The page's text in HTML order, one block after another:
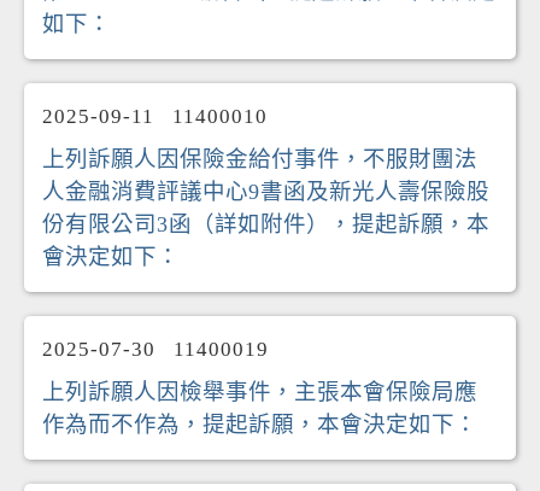
如下：
2025-09-11 11400010
上列訴願人因保險金給付事件，不服財團法
人金融消費評議中心9書函及新光人壽保險股
份有限公司3函（詳如附件），提起訴願，本
會決定如下：
2025-07-30 11400019
上列訴願人因檢舉事件，主張本會保險局應
作為而不作為，提起訴願，本會決定如下：